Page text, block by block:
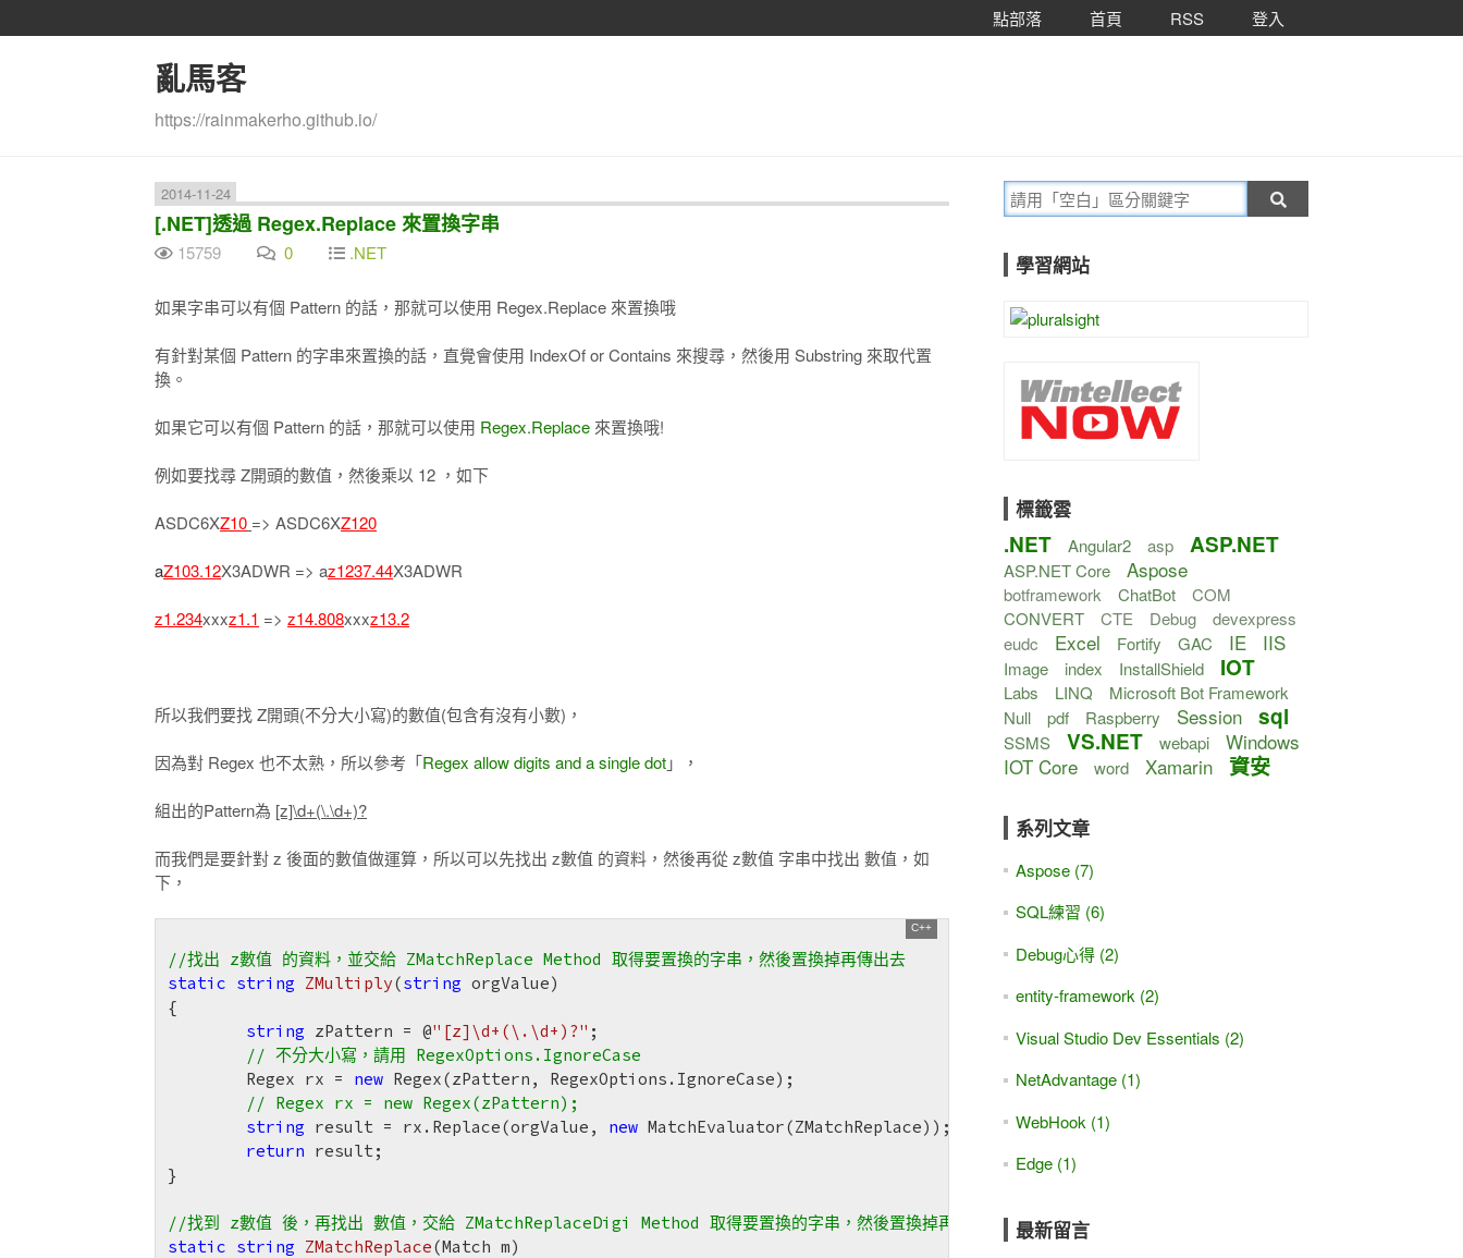
點部落 首頁 RSS 登入
亂馬客
https://rainmakerho.github.io/
2014-11-24
[.NET]透過 Regex.Replace 來置換字串
15759 0 .NET
如果字串可以有個 Pattern 的話，那就可以使用 Regex.Replace 來置換哦
有針對某個 Pattern 的字串來置換的話，直覺會使用 IndexOf or Contains 來搜尋，然後用 Substring 來取代置
換。
如果它可以有個 Pattern 的話，那就可以使用 Regex.Replace 來置換哦!
例如要找尋 Z開頭的數值，然後乘以 12 ，如下
ASDC6XZ10 => ASDC6XZ120
aZ103.12X3ADWR => az1237.44X3ADWR
z1.234xxxz1.1 => z14.808xxxz13.2
所以我們要找 Z開頭(不分大小寫)的數值(包含有沒有小數)，
因為對 Regex 也不太熟，所以參考「Regex allow digits and a single dot」，
組出的Pattern為 [z]\d+(\.\d+)?
而我們是要針對 z 後面的數值做運算，所以可以先找出 z數值 的資料，然後再從 z數值 字串中找出 數值，如
下，
//找出 z數值 的資料，並交給 ZMatchReplace Method 取得要置換的字串，然後置換掉再傳出去
static string ZMultiply(string orgValue)
{
string zPattern = @"[z]\d+(\.\d+)?" ;
// 不分大小寫，請用 RegexOptions.IgnoreCase
	Regex rx =
new Regex(zPattern, RegexOptions.IgnoreCase);
// Regex rx = new Regex(zPattern);
string result = rx.Replace(orgValue, new MatchEvaluator(ZMatchReplace));
return result;
}
//找到 z數值 後，再找出 數值，交給 ZMatchReplaceDigi Method 取得要置換的字串，然後置換掉再傳出去
static string ZMatchReplace(Match m)
學習網站
標籤雲
.NET Angular2 asp ASP.NET
ASP.NET Core Aspose
botframework ChatBot
COM
CONVERT
CTE Debug
devexpress
eudc
Excel Fortify GAC IE IIS
Image index InstallShield IOT
Labs LINQ
Microsoft Bot Framework
Null
pdf Raspberry Session sql
SSMS VS.NET webapi
Windows
IOT Core
word Xamarin 資安
系列文章
Aspose (7)
SQL練習 (6)
Debug心得 (2)
entity-framework (2)
Visual Studio Dev Essentials (2)
NetAdvantage (1)
WebHook (1)
Edge (1)
最新留言